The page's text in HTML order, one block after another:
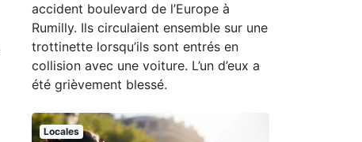
accident boulevard de l’Europe à
Rumilly. Ils circulaient ensemble sur une
trottinette lorsqu’ils sont entrés en
collision avec une voiture. L’un d’eux a
été grièvement blessé.
Locales